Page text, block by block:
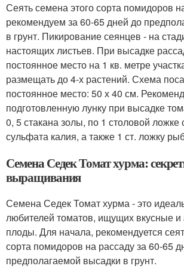
Сеять семена этого сорта помидоров
рекомендуем за 60-65 дней до
в грунт. Пикирование сеянцев - на
настоящих листьев. При высадке
постоянное место на 1 кв. метре
размещать до 4-х растений. Схема
постоянное место: 50 х 40 см.
подготовленную лунку при высадке
0, 5 стакана золы, по 1 столовой
сульфата калия, а также 1 ст. ложку
Семена Седек Томат хурма:
выращивания
Семена Седек Томат хурма - это
любителей томатов, ищущих вкусные
плоды. Для начала, рекомендуется
сорта помидоров на рассаду за 60-65
предполагаемой высадки в грунт.